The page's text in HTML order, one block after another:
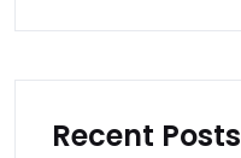
Recent Posts